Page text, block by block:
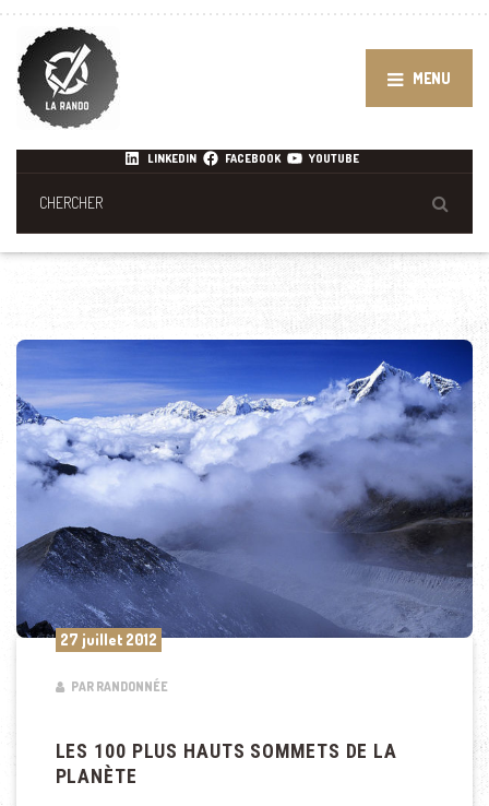
MENU
LINKEDIN FACEBOOK YOUTUBE
27 juillet 2012
PAR RANDONNÉE
LES 100 PLUS HAUTS SOMMETS DE LA
PLANÈTE